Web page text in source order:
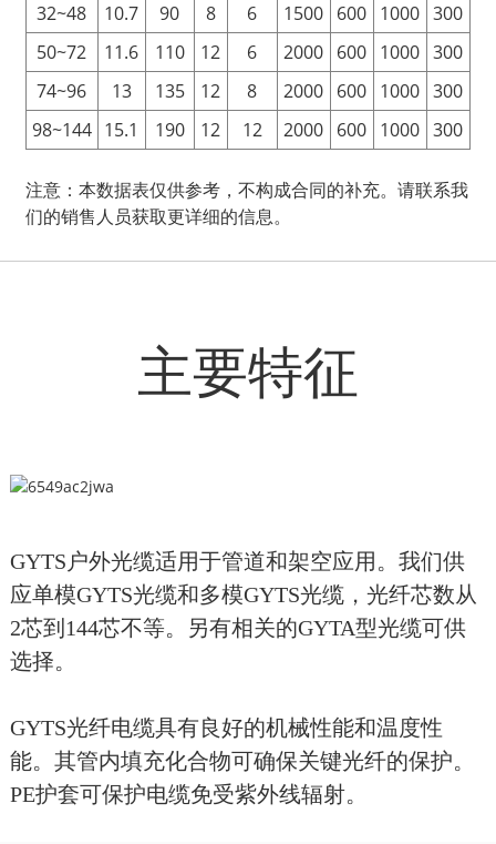
32~48
10.7 90 8 6 1500 600 1000 300
50~72
11.6 110 12 6 2000 600 1000 300
74~96
13 135 12 8 2000 600 1000 300
98~144 15.1 190 12 12 2000 600 1000 300
注意：本数据表仅供参考，不构成合同的补充。请联系我
们的销售人员获取更详细的信息。
主要特征
GYTS户外光缆适用于管道和架空应用。我们供
应单模GYTS光缆和多模GYTS光缆，光纤芯数从
2芯到144芯不等。另有相关的GYTA型光缆可供
选择。
GYTS光纤电缆具有良好的机械性能和温度性
能。其管内填充化合物可确保关键光纤的保护。
PE护套可保护电缆免受紫外线辐射。